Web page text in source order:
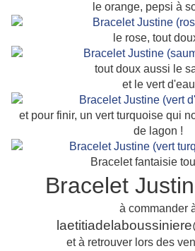
le orange, pepsi à
le rose, tout
tout doux aussi le
et le vert d'eau
et pour finir, un vert turquoise qui
de lagon !
Bracelet fantaisie
Bracelet
à commander
et à retrouver lors des